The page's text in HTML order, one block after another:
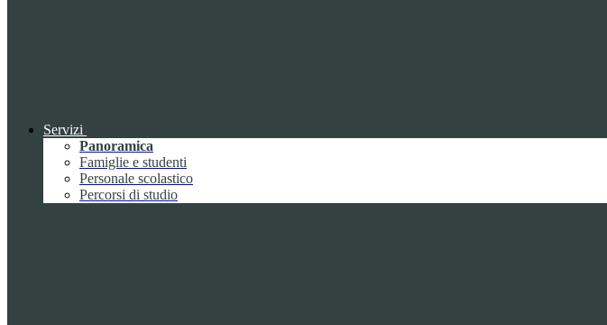
Servizi
Panoramica
Famiglie e studenti
Personale scolastico
Percorsi di studio